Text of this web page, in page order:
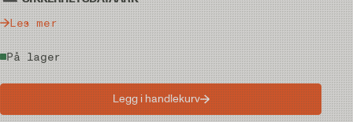
Les mer
På lager
Legg i handlekurv